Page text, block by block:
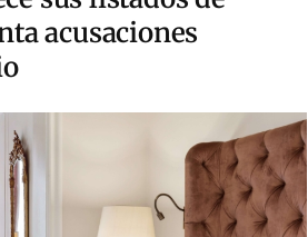
acusaciones